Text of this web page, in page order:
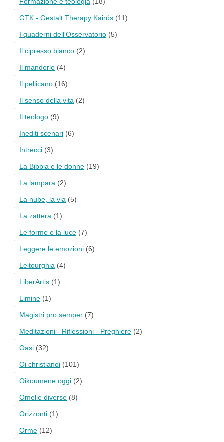
GTK - Gestalt Therapy Kairós (11)
I quaderni dell'Osservatorio (5)
Il cipresso bianco (2)
Il mandorlo (4)
Il pellicano (16)
Il senso della vita (2)
Il teologo (9)
Inediti scenari (6)
Intrecci (3)
La Bibbia e le donne (19)
La lampara (2)
La nube, la via (5)
La zattera (1)
Le forme e la luce (7)
Leggere le emozioni (6)
Leitourghia (4)
LiberArtis (1)
Limine (1)
Magistri pro semper (7)
Meditazioni - Riflessioni - Preghiere (2)
Oasi (32)
Oi christianoi (101)
Oikoumene oggi (2)
Omelie diverse (8)
Orizzonti (1)
Orme (12)